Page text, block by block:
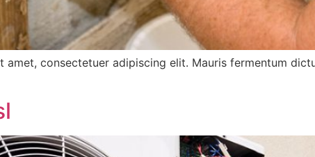
consectetuer adipiscing elit. Mauris fermentum